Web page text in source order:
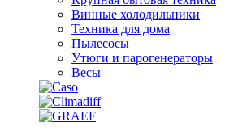
Винные холодильники
Техника для дома
Пылесосы
Утюги и парогенераторы
Весы